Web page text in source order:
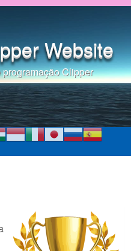
conteúdo
Website
Clipper